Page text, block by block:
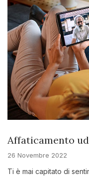
Affaticamento
26 Novembre 2022
Ti è mai capitato di